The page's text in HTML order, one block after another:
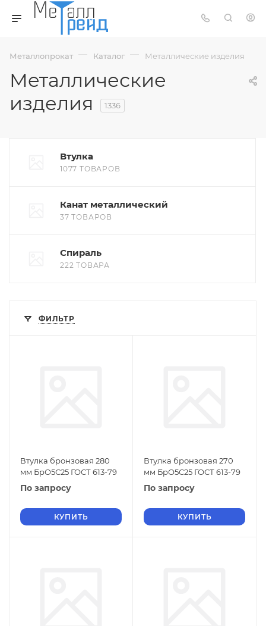
Металлопрокат — Каталог — Металлические изделия
Металлические
изделия
1336
Втулка
1077 ТОВАРОВ
Канат металлический
37 ТОВАРОВ
Спираль
222 ТОВАРА
ФИЛЬТР
Втулка бронзовая 280
мм БрО5С25 ГОСТ 613-79
По запросу
КУПИТЬ
Втулка бронзовая 270
мм БрО5С25 ГОСТ 613-79
По запросу
КУПИТЬ